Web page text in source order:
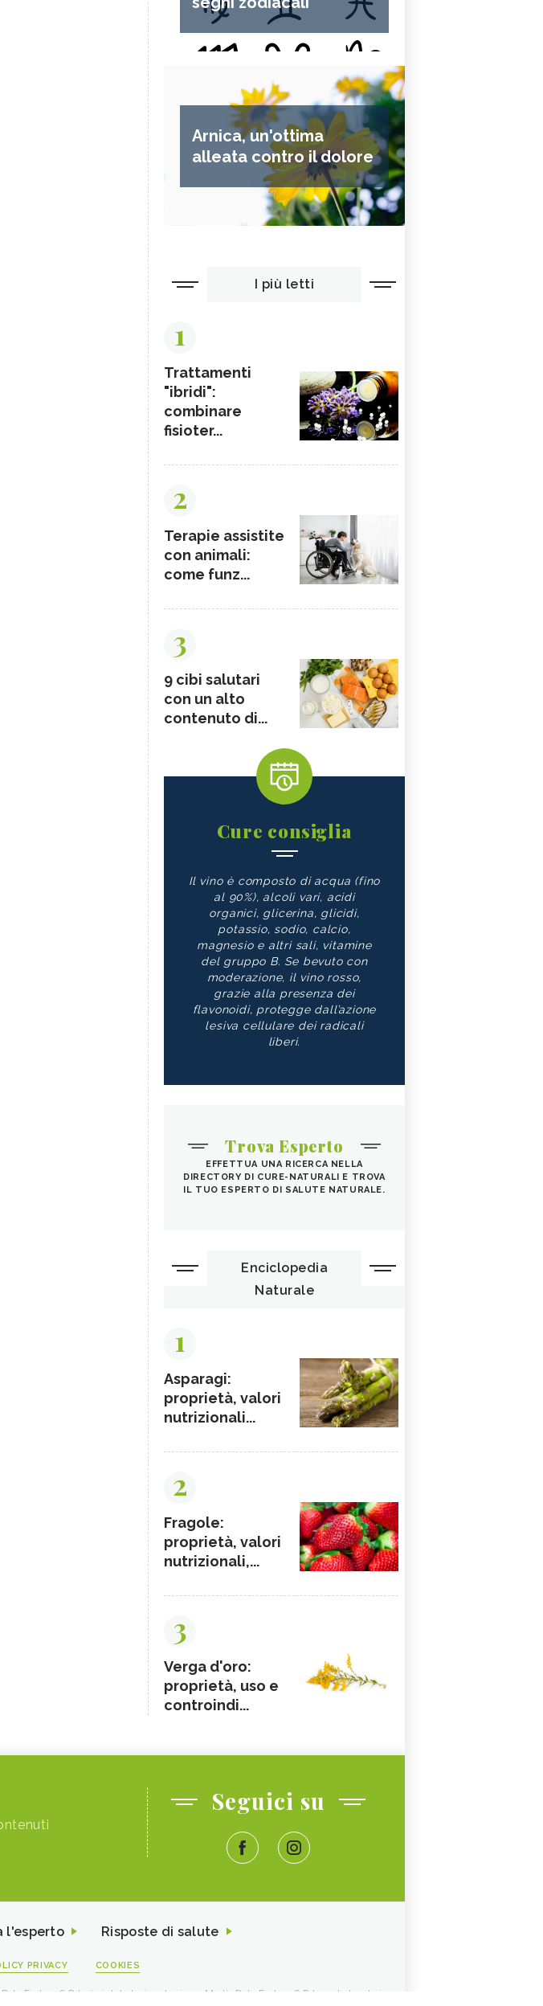
Arnica, un'ottima
alleata contro il dolore
I più letti
1
Trattamenti
"ibridi":
combinare
fisioter...
2
Terapie assistite
con animali:
come funz...
3
9 cibi salutari
con un alto
contenuto di...
Cure consiglia
Il vino è composto di acqua (fino
al 90%), alcoli vari, acidi
organici, glicerina, glicidi,
potassio, sodio, calcio,
magnesio e altri sali, vitamine
del gruppo B. Se bevuto con
moderazione, il vino rosso,
grazie alla presenza dei
flavonoidi, protegge dall’azione
lesiva cellulare dei radicali
liberi.
Trova Esperto
EFFETTUA UNA RICERCA NELLA
DIRECTORY DI CURE-NATURALI E TROVA
IL TUO ESPERTO DI SALUTE NATURALE.
Enciclopedia
Naturale
1
Asparagi:
proprietà, valori
nutrizionali...
2
Fragole:
proprietà, valori
nutrizionali,...
3
Verga d'oro:
proprietà, uso e
controindi...
Seguici su
l'esperto Risposte di salute
PRIVACY COOKIES
Factory S.R.L, è vietata la riproduzione. Media Data Factory S.R.L. sede legale in